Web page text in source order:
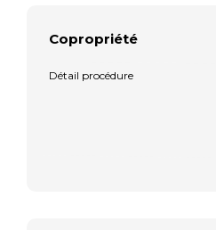
Copropriété
Détail procédure